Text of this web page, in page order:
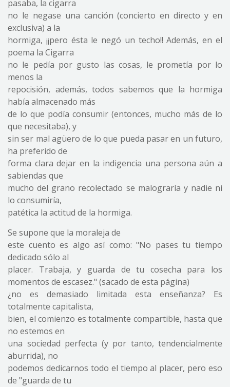
pasaba, la cigarra
no le negase una canción (concierto en directo y en
exclusiva) a la
hormiga, ¡¡pero ésta le negó un techo!! Además, en el
poema la Cigarra
no le pedía por gusto las cosas, le prometía por lo
menos la
repocisión, además, todos sabemos que la hormiga
había almacenado más
de lo que podía consumir (entonces, mucho más de lo
que necesitaba), y
sin ser mal agüero de lo que pueda pasar en un futuro,
ha preferido de
forma clara dejar en la indigencia una persona aún a
sabiendas que
mucho del grano recolectado se malograría y nadie ni
lo consumiría,
patética la actitud de la hormiga.
Se supone que la moraleja de
este cuento es algo así como: "No pases tu tiempo
dedicado sólo al
placer. Trabaja, y guarda de tu cosecha para los
momentos de escasez." (sacado de esta página)
¿no es demasiado limitada esta enseñanza? Es
totalmente capitalista,
bien, el comienzo es totalmente compartible, hasta que
no estemos en
una sociedad perfecta (y por tanto, tendencialmente
aburrida), no
podemos dedicarnos todo el tiempo al placer, pero eso
de "guarda de tu